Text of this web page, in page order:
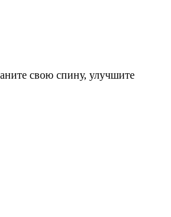
свою спину, улучшите